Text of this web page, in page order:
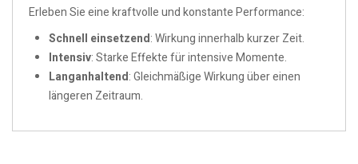
Erleben Sie eine kraftvolle und konstante Performance:
Schnell einsetzend: Wirkung innerhalb kurzer Zeit.
Intensiv: Starke Effekte für intensive Momente.
Langanhaltend: Gleichmäßige Wirkung über einen
längeren Zeitraum.